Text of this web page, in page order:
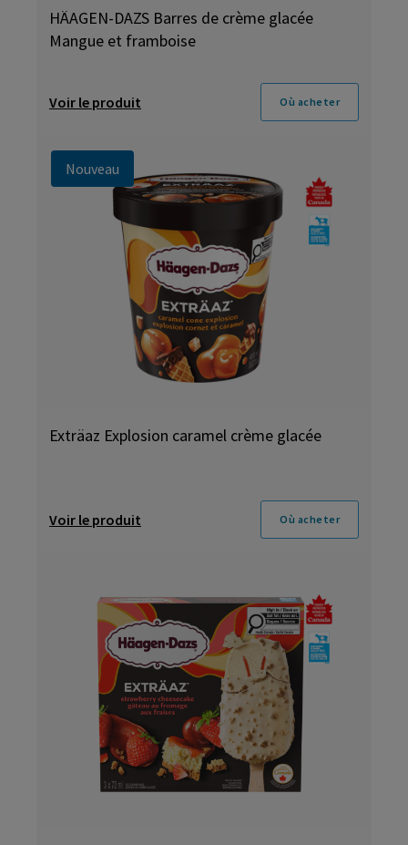
HÄAGEN-DAZS Barres de crème glacée
Mangue et framboise
Voir le produit Où acheter
Nouveau
Exträaz Explosion caramel crème glacée
Voir le produit Où acheter